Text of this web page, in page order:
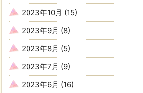
2023年10月 (15)
2023年9月 (8)
2023年8月 (5)
2023年7月 (9)
2023年6月 (16)